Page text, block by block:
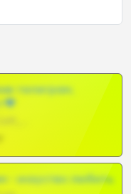
телеграм,
- искуство любить